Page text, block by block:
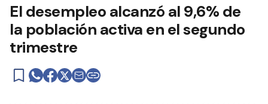
El desempleo alcanzó al 9,6% de
la población activa en el segundo
trimestre